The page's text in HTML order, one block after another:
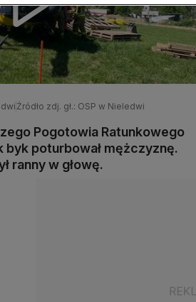
Źródło zdj. gł.: OSP w Nieledwi
Pogotowia Ratunkowego
byk poturbował mężczyznę.
ranny w głowę.